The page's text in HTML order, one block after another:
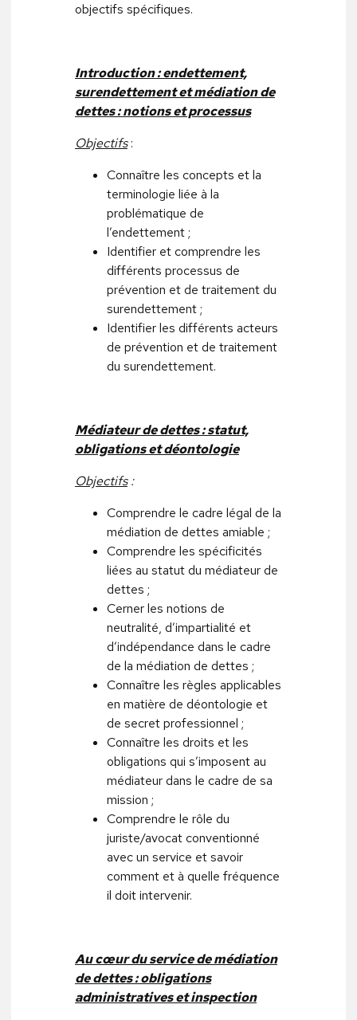
objectifs spécifiques.
Introduction : endettement,
surendettement et médiation de
dettes : notions et processus
Objectifs:
Connaître les concepts et la
terminologie liée à la
problématique de
l’endettement ;
Identifier et comprendre les
différents processus de
prévention et de traitement du
surendettement ;
Identifier les différents acteurs
de prévention et de traitement
du surendettement.
Médiateur de dettes : statut,
obligations et déontologie
Objectifs:
Comprendre le cadre légal de la
médiation de dettes amiable ;
Comprendre les spécificités
liées au statut du médiateur de
dettes ;
Cerner les notions de
neutralité, d’impartialité et
d’indépendance dans le cadre
de la médiation de dettes ;
Connaître les règles applicables
en matière de déontologie et
de secret professionnel ;
Connaître les droits et les
obligations qui s’imposent au
médiateur dans le cadre de sa
mission ;
Comprendre le rôle du
juriste/avocat conventionné
avec un service et savoir
comment et à quelle fréquence
il doit intervenir.
Au cœur du service de médiation
de dettes : obligations
administratives et inspection